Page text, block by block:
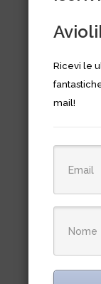
Ricevi le
mail!